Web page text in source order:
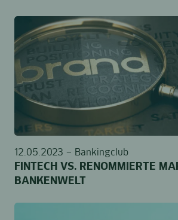
12.05.2023 – Bankingclub
FINTECH VS. RENOMMIERTE
BANKENWELT